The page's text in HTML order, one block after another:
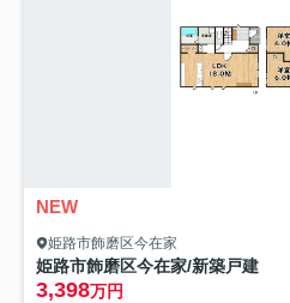
NEW
姫路市飾磨区今在家
姫路市飾磨区今在家/新築戸建
3,398万円